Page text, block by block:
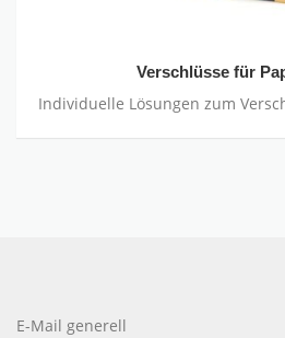
Verschlüsse für
Individuelle Lösungen zum
E-Mail generell